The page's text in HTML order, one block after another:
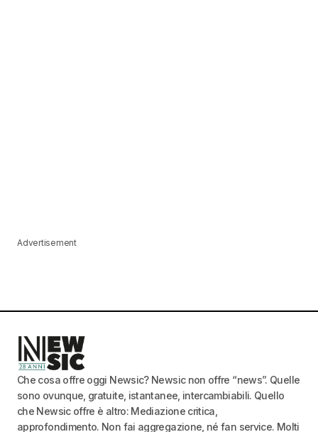
Advertisement
Che cosa offre oggi Newsic? Newsic non offre “news”. Quelle
sono ovunque, gratuite, istantanee, intercambiabili. Quello
che Newsic offre è altro: Mediazione critica,
approfondimento. Non fai aggregazione, né fan service. Molti